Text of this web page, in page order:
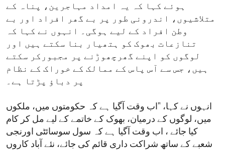
ہوئے کہا کہ یہ امداد مہاجرین، پناہ کے
متلاشیوں، اندرونی طور پر بے گھر افراد اور بے
وطن افراد کے لیے ہوگی۔ انہوں نے کہا کہ
تنازعات بھوک کو ہتھیار بنا سکتے ہیں اور
لوگوں کو اپنے گھرچھوڑنے پر مجبورکر سکتے
ہیں، جس سے آس پاس کے ممالک کے خوراک کے نظام
پر دباؤ پڑتا ہے۔
انہوں نے کہا، "اب وقت آگیا ہے کہ حکومتوں میں، ملکوں
میں، لوگوں کے درمیان، بھوک کے خاتمے کے لیے مل کر کام
کیا جائے ، اب وقت آگیا ہے کہ سول سوسائٹی اورنجی
شعبے کے ساتھ شراکت داری قائم کی جائے، نئے آباد کاروں